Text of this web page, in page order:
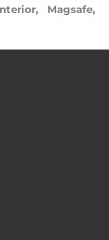
Magsafe,